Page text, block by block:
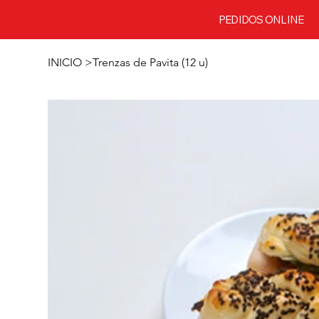
PEDIDOS ONLINE
INICIO >Trenzas de Pavita (12 u)